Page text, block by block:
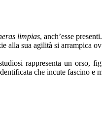
limpias, anch’esse presenti.
alla sua agilità si arrampica
rappresenta un orso,
che incute fascino e